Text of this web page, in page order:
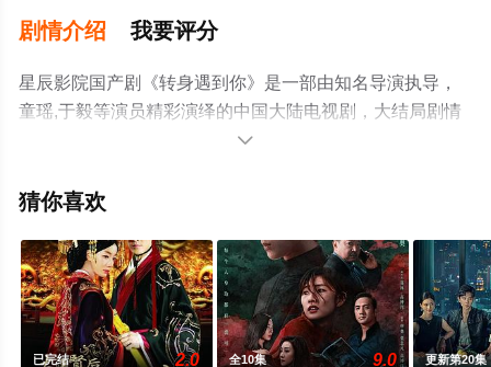
剧情介绍 我要评分
星辰影院国产剧《转身遇到你》是一部由知名导演执导，
童瑶,于毅等演员精彩演绎的中国大陆电视剧，大结局剧情
已揭晓（1-40全集），手机免费观看高清未删减完整版电
多剧情信息可移步至豆瓣电视剧、电视猫或剧情网等平台

猜你喜欢
已完结 2.0 全10集 9.0 更新第20集